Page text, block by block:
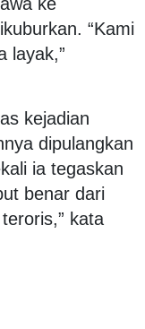
“Kami
layak,”
kejadian
dipulangkan
ia tegaskan
benar dari
kata